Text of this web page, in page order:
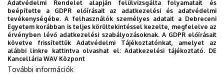
4032 Debrecen, Böszörményi út 142.
Épület, emelet, ajtó
"Q" épület GTK Táj- és Vidékfejlesztési Központ, 1.
emelet, 115
Adatvédelmi Rendelet alapján felülvizsgálta folyamatait és
beépítette a GDPR előírásait az adatkezelési és adatvédelmi
tevékenységébe. A felhasználók személyes adatait a Debreceni
Egyetem korábban is teljes körültekintéssel kezelte, megfelelve az
érvényben lévő adatkezelési szabályozásoknak. A GDPR előírásait
követve frissítettük Adatvédelmi Tájékoztatónkat, amelyet az
alábbi linkre kattintva olvashat el:Adatkezelési tájékoztató. DE
Kancellária WAV Központ
További információk